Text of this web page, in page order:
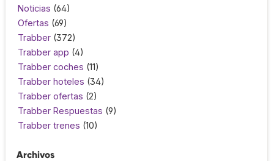
Noticias (64)
Ofertas (69)
Trabber (372)
Trabber app (4)
Trabber coches (11)
Trabber hoteles (34)
Trabber ofertas (2)
Trabber Respuestas (9)
Trabber trenes (10)
Archivos